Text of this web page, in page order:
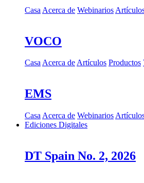
Casa Acerca de Webinarios
VOCO
CasaAcerca deArtículos Productos
EMS
Casa Acerca de Webinarios
Ediciones Digitales
DT Spain No. 2, 2026